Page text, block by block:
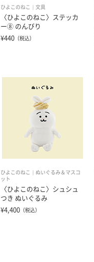
ひよこのねこ 文具
〈ひよこのねこ〉ステッカ
ー⑧ のんびり
¥440 （税込）
ひよこのねこ
ぬいぐるみ＆マスコ
ット
〈ひよこのねこ〉シュシュ
つき ぬいぐるみ
¥4,400 （税込）